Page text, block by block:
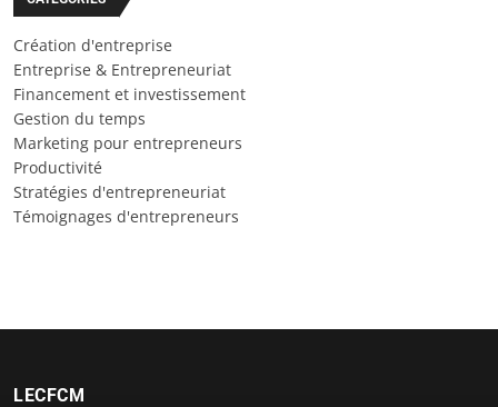
Création d'entreprise
Entreprise & Entrepreneuriat
Financement et investissement
Gestion du temps
Marketing pour entrepreneurs
Productivité
Stratégies d'entrepreneuriat
Témoignages d'entrepreneurs
LECFCM